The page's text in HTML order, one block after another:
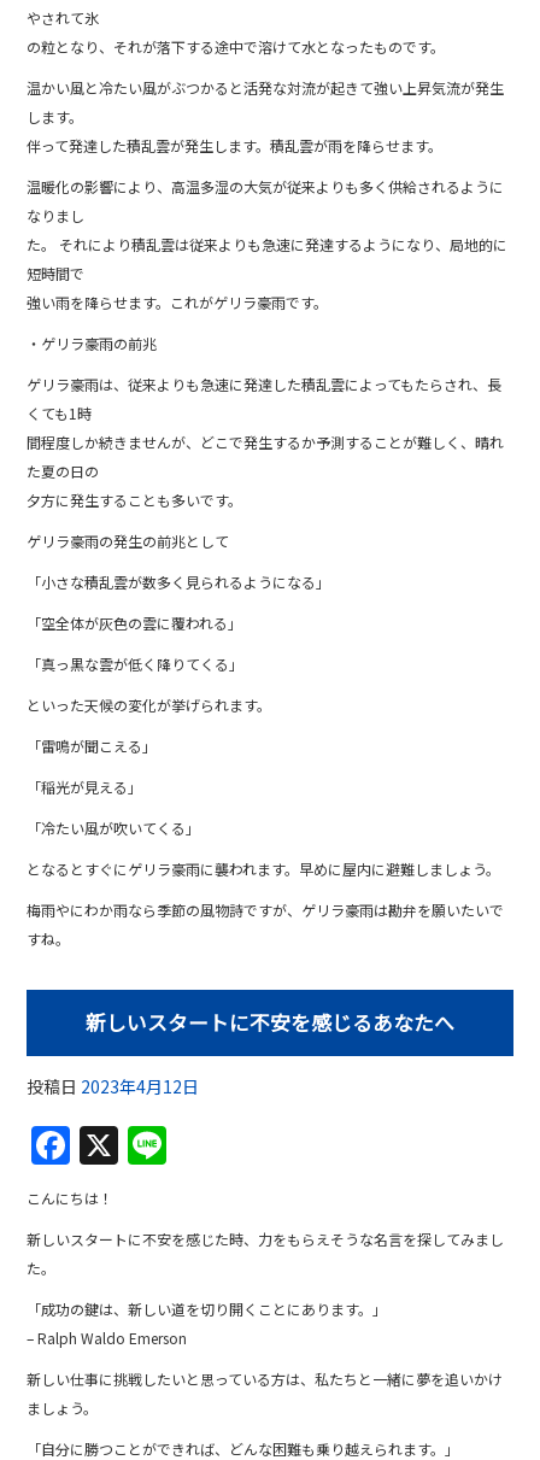
やされて氷
の粒となり、それが落下する途中で溶けて水となったものです。
温かい風と冷たい風がぶつかると活発な対流が起きて強い上昇気流が発生
します。
伴って発達した積乱雲が発生します。積乱雲が雨を降らせます。
温暖化の影響により、高温多湿の大気が従来よりも多く供給されるように
なりまし
た。 それにより積乱雲は従来よりも急速に発達するようになり、局地的に
短時間で
強い雨を降らせます。これがゲリラ豪雨です。
・ゲリラ豪雨の前兆
ゲリラ豪雨は、従来よりも急速に発達した積乱雲によってもたらされ、長
くても1時
間程度しか続きませんが、どこで発生するか予測することが難しく、晴れ
た夏の日の
夕方に発生することも多いです。
ゲリラ豪雨の発生の前兆として
「小さな積乱雲が数多く見られるようになる」
「空全体が灰色の雲に覆われる」
「真っ黒な雲が低く降りてくる」
といった天候の変化が挙げられます。
「雷鳴が聞こえる」
「稲光が見える」
「冷たい風が吹いてくる」
となるとすぐにゲリラ豪雨に襲われます。早めに屋内に避難しましょう。
梅雨やにわか雨なら季節の風物詩ですが、ゲリラ豪雨は勘弁を願いたいで
すね。
新しいスタートに不安を感じるあなたへ
投稿日 2023年4月12日
F
a
c
e
b
o
o
k
X
e
こんにちは！
新しいスタートに不安を感じた時、力をもらえそうな名言を探してみまし
た。
「成功の鍵は、新しい道を切り開くことにあります。」
– Ralph Waldo Emerson
新しい仕事に挑戦したいと思っている方は、私たちと一緒に夢を追いかけ
ましょう。
「自分に勝つことができれば、どんな困難も乗り越えられます。」